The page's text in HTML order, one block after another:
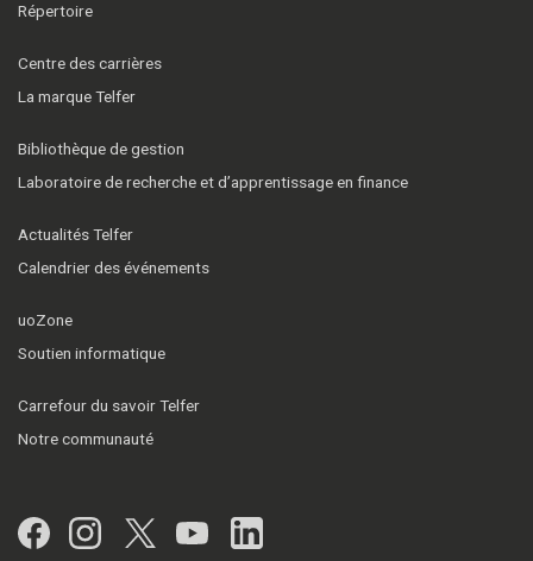
Répertoire
Centre des carrières
La marque Telfer
Bibliothèque de gestion
Laboratoire de recherche et d’apprentissage en finance
Actualités Telfer
Calendrier des événements
uoZone
Soutien informatique
Carrefour du savoir Telfer
Notre communauté
Facebook
Instagram
Twitter
YouTubeLinkedIn